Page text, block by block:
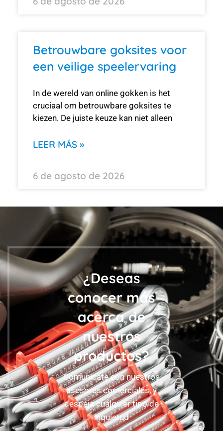
Betrouwbare goksites voor
een veilige speelervaring
In de wereld van online gokken is het
cruciaal om betrouwbare goksites te
kiezen. De juiste keuze kan niet alleen
LEER MÁS »
6 de agosto de 2026
¿Deseas
conocer más
acerca de
nuestros
productos?
Comunícate con nuestros
asesores comerciales, y
despeja cualquier tipo de
inquietud